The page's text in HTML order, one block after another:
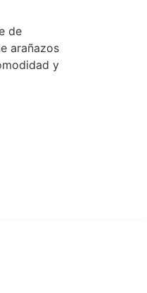
de
arañazos
y